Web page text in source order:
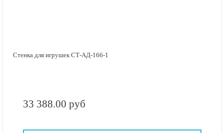
Стенка для игрушек СТ-АД-166-1
33 388.00 руб